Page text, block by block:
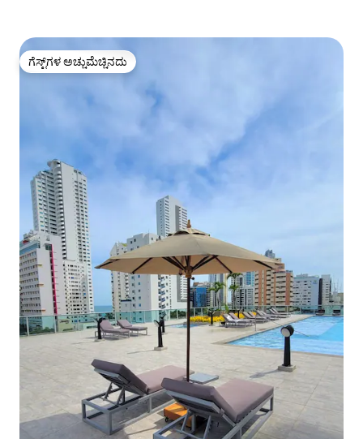
ಗೆಸ್ಟ್‌ಗಳ ಅಚ್ಚುಮೆಚ್ಚಿನದು
ಗೆಸ್ಟ್‌ಗಳ ಅಚ್ಚುಮೆಚ್ಚಿನದು